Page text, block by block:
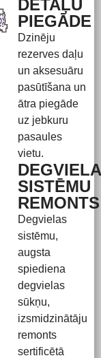
DETAĻU
PIEGĀDE
Dzinēju
rezerves daļu
un aksesuāru
pasūtīšana un
ātra piegāde
uz jebkuru
pasaules
vietu.
SISTĒMU
REMONTS
Degvielas
sistēmu,
augsta
spiediena
degvielas
sūkņu,
izsmidzinātāju
remonts
sertificētā